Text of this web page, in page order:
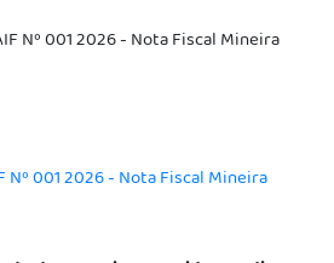
Nº 001 2026 - Nota Fiscal Mineira
Nº 001 2026 - Nota Fiscal Mineira